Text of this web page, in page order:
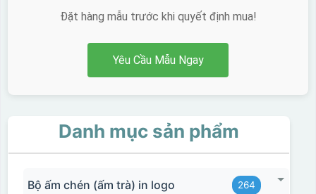
Đặt hàng mẫu trước khi quyết định mua!
Yêu Cầu Mẫu Ngay
Danh mục sản phẩm
Bộ ấm chén (ấm trà) in logo 264